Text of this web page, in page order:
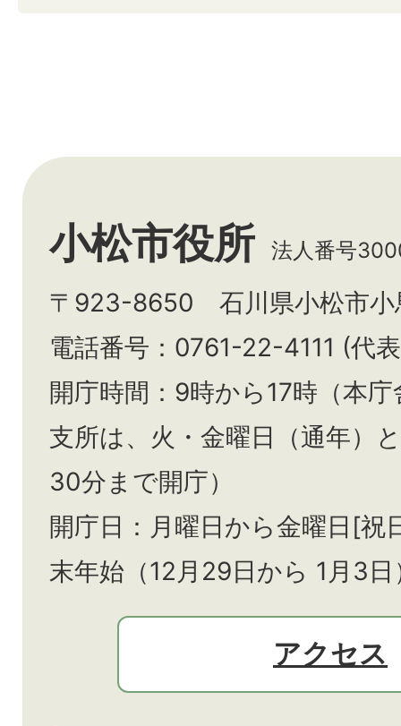
小松市役所 法人番号
〒923-8650 石川県小松市小
電話番号：0761-22-4111 (代
開庁時間：9時から17時（本
支所は、火・金曜日（通年）と
30分まで開庁）
開庁日：月曜日から金曜日[祝
末年始（12月29日から 1月3
アクセス